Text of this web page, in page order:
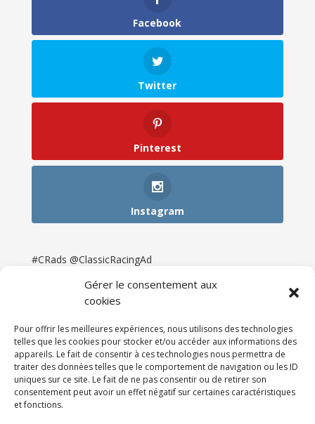
Gérer le consentement aux
cookies
Pour offrir les meilleures expériences, nous utilisons des technologies
telles que les cookies pour stocker et/ou accéder aux informations des
appareils. Le fait de consentir à ces technologies nous permettra de
traiter des données telles que le comportement de navigation ou les ID
uniques sur ce site. Le fait de ne pas consentir ou de retirer son
consentement peut avoir un effet négatif sur certaines caractéristiques
et fonctions.
Facebook
Twitter
Pinterest
Instagram
#CRads @ClassicRacingAd